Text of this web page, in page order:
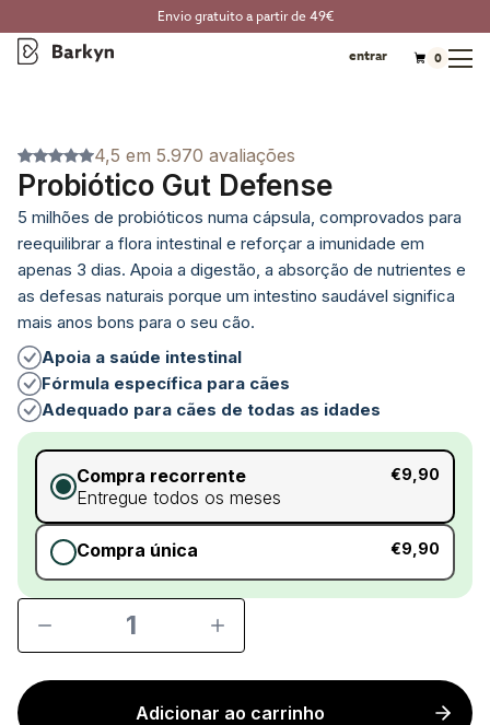
Envio gratuito a partir de 49€
entrar 0
4,5 em 5.970 avaliações
Probiótico Gut Defense
5 milhões de probióticos numa cápsula, comprovados para
reequilibrar a flora intestinal e reforçar a imunidade em
apenas 3 dias. Apoia a digestão, a absorção de nutrientes e
as defesas naturais porque um intestino saudável significa
mais anos bons para o seu cão.
Apoia a saúde intestinal
Fórmula específica para cães
Adequado para cães de todas as idades
Compra recorrente
Entregue todos os meses
€9,90
Compra única €9,90
1
Adicionar ao carrinho